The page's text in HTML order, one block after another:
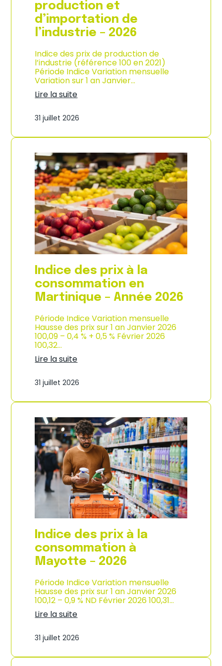
s
o
m
m
a
i
o
n
e
n
G
a
e
o
u
p
e
–
A
n
n
é
e
2
0
2
6
production et
d’importation de
l’industrie – 2026
Indice des prix de production de
l’industrie (référence 100 en 2021)
Période Indice Variation mensuelle
Variation sur 1 an Janvier…
Lire la suite
n
i
e
d
e
s
p
r
i
x
d
e
p
r
o
d
u
c
t
o
n
e
’
m
p
r
t
a
t
i
o
n
d
e
l
’
i
n
d
u
s
t
r
i
–
2
0
6
31 juillet 2026
Indice des prix à la
consommation en
Martinique – Année 2026
Période Indice Variation mensuelle
Hausse des prix sur 1 an Janvier 2026
100,09 – 0,4 % + 0,5 % Février 2026
100,32…
Lire la suite
n
i
e
d
e
s
r
i
x
à
l
a
c
o
n
s
o
m
a
t
i
n
n
M
31 juillet 2026
Indice des prix à la
consommation à
Mayotte – 2026
Période Indice Variation mensuelle
Hausse des prix sur 1 an Janvier 2026
100,12 – 0,9 % ND Février 2026 100,31…
Lire la suite
n
i
31 juillet 2026